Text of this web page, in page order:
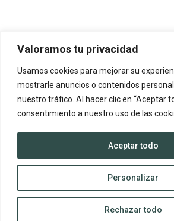
Valoramos tu privacidad
Usamos cookies para mejorar su
mostrarle anuncios o contenidos
nuestro tráfico. Al hacer clic en “Aceptar
consentimiento a nuestro uso de las
Personalizar
Rechazar todo
Aceptar todo